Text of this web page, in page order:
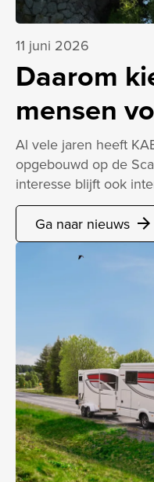
11 juni 2026
Daarom
mensen
Al vele jaren heeft
opgebouwd op de
interesse blijft ook
Ga naar nieuws arrow_forward